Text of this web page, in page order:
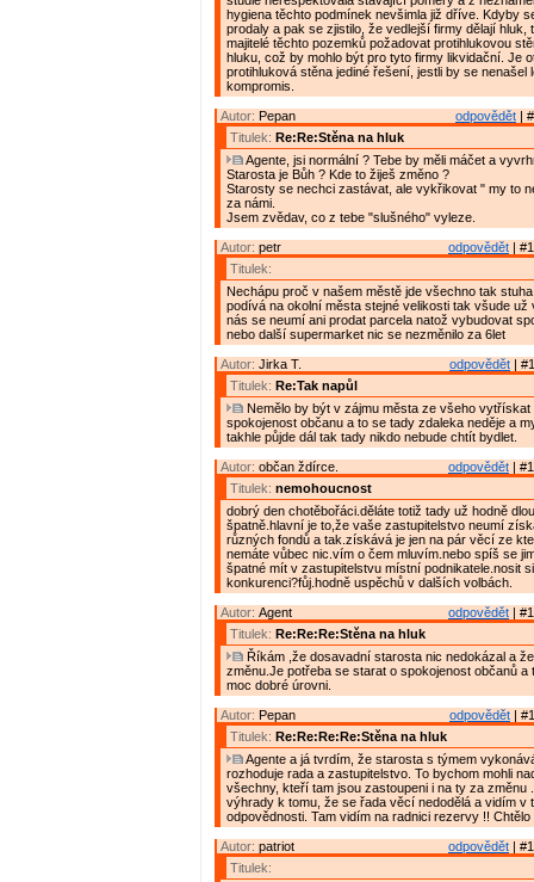
hygiena těchto podmínek nevšimla již dříve. Kdyby
prodaly a pak se zjistilo, že vedlejší firmy dělají hluk,
majitelé těchto pozemků požadovat protihlukovou
hluku, což by mohlo být pro tyto firmy likvidační. Je
protihluková stěna jediné řešení, jestli by se nenašel
kompromis.
odpovědět |
Autor: Pepan
Titulek: Re:Re:Stěna na hluk
Agente, jsi normální ? Tebe by měli máčet a
Starosta je Bůh ? Kde to žiješ změno ?
Starosty se nechci zastávat, ale vykřikovat " my to
za námi.
Jsem zvědav, co z tebe "slušného" vyleze.
odpovědět |
Autor: petr
Titulek:
Nechápu proč v našem městě jde všechno tak
podívá na okolní města stejné velikosti tak všude už
nás se neumí ani prodat parcela natož vybudovat
nebo další supermarket nic se nezměnilo za 6let
odpovědět |
Autor: Jirka T.
Titulek: Re:Tak napůl
Nemělo by být v zájmu města ze všeho vytřískat
spokojenost občanu a to se tady zdaleka neděje a
takhle půjde dál tak tady nikdo nebude chtít bydlet.
odpovědět |
Autor: občan ždírce.
Titulek: nemohoucnost
dobrý den chotěbořáci.děláte totiž tady už hodně
špatně.hlavní je to,že vaše zastupitelstvo neumí
různých fondů a tak.získává je jen na pár věcí ze
nemáte vůbec nic.vím o čem mluvím.nebo spíš se
špatné mít v zastupitelstvu místní podnikatele.nosit
konkurenci?fůj.hodně uspěchů v dalších volbách.
odpovědět |
Autor: Agent
Titulek: Re:Re:Re:Stěna na hluk
Říkám ,že dosavadní starosta nic nedokázal a
změnu.Je potřeba se starat o spokojenost občanů a
moc dobré úrovni.
odpovědět |
Autor: Pepan
Titulek: Re:Re:Re:Re:Stěna na hluk
Agente a já tvrdím, že starosta s týmem
rozhoduje rada a zastupitelstvo. To bychom mohli
všechny, kteří tam jsou zastoupeni i na ty za změnu
výhrady k tomu, že se řada věcí nedodělá a vidím v
odpovědnosti. Tam vidím na radnici rezervy !!
odpovědět |
Autor: patriot
Titulek: